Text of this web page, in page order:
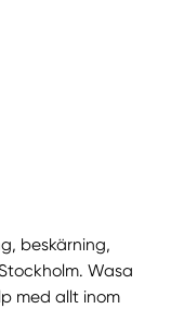
beskärning,
Wasa
med allt inom